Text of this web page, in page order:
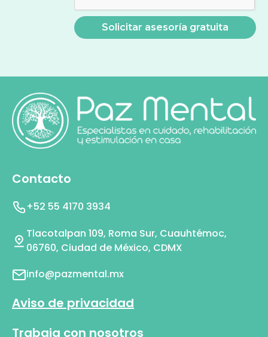
Contacto
+52 55 4170 3934
Tlacotalpan 109, Roma Sur, Cuauhtémoc,
06760, Ciudad de México, CDMX
info@pazmental.mx
Aviso de privacidad
Trabaja con nosotros